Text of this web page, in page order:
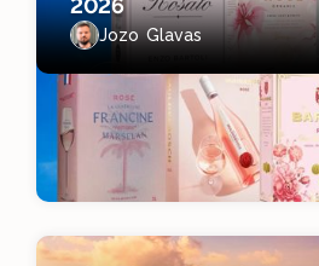
2026
Jozo Glavas